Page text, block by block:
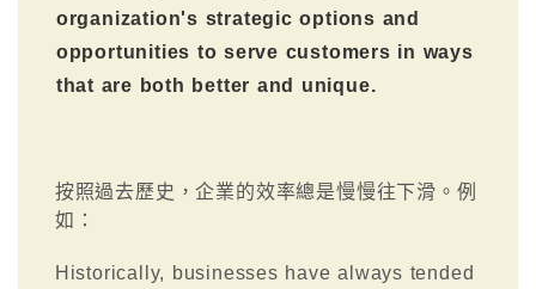
organization's strategic options and
opportunities to serve customers in ways
that are both better and unique.
按照過去歷史，企業的效率總是慢慢往下滑。例
如：
Historically, businesses have always tended